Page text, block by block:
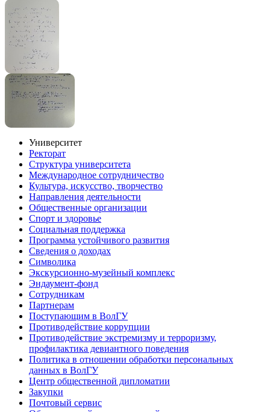
Университет
Ректорат
Структура университета
Международное сотрудничество
Культура, искусство, творчество
Направления деятельности
Общественные организации
Спорт и здоровье
Социальная поддержка
Программа устойчивого развития
Сведения о доходах
Символика
Экскурсионно-музейный комплекс
Эндаумент-фонд
Сотрудникам
Партнерам
Поступающим в ВолГУ
Противодействие коррупции
Противодействие экстремизму и терроризму,
профилактика девиантного поведения
Политика в отношении обработки персональных
данных в ВолГУ
Центр общественной дипломатии
Закупки
Почтовый сервис